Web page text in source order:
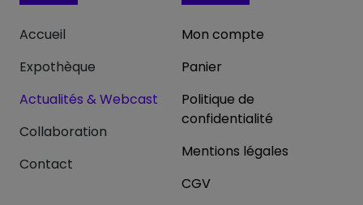
Accueil
Expothèque
Actualités & Webcast
Collaboration
Contact
Mon compte
Panier
Politique de
confidentialité
Mentions légales
CGV